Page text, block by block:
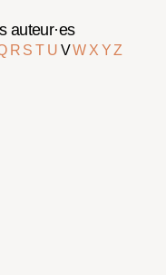
auteur·es
R ST U VW X YZ